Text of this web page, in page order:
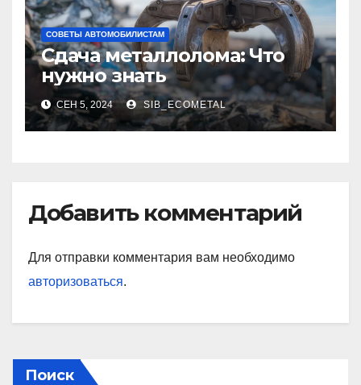
СОВЕТЫ АВТОМОБИЛИСТАМ
Сдача металлолома: Что
нужно знать
СЕН 5, 2024 SIB_ECOMETAL
Добавить комментарий
Для отправки комментария вам необходимо
авторизоваться.
Поиск